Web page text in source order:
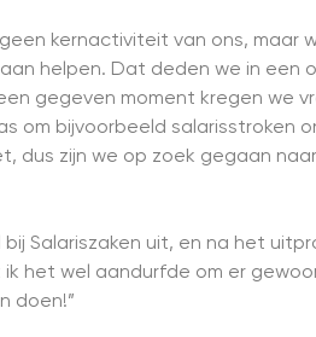
kernactiviteit van ons, maar
helpen. Dat deden we in een
gegeven moment kregen we
om bijvoorbeeld salarisstroken
dus zijn we op zoek gegaan
Salariszaken uit, en na het
het wel aandurfde om er
doen!”